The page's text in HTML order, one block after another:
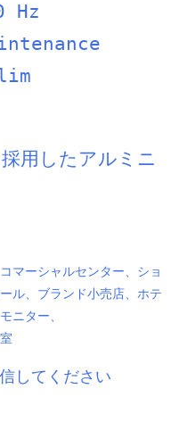
Hz
用したアルミニ
マーシャルセンター、ショ
ル、ブランド小売店、ホテ
ニター、
してください